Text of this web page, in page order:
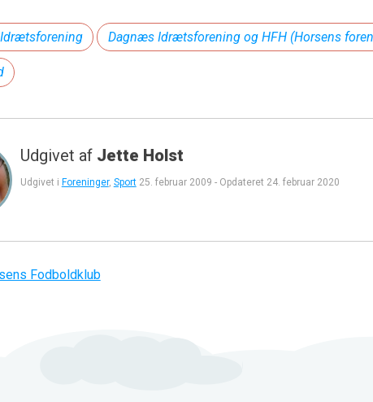
Dagnæs Idrætsforening og HFH (Horsens
Udgivet af Jette Holst
Udgivet i Foreninger, Sport 25. februar 2009 - Opdateret 24. februar 2020
Fodboldklub